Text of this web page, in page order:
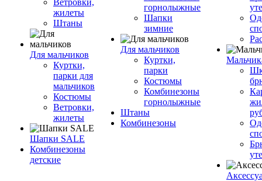
Ветровки,
жилеты
Штаны
Для мальчиков
Куртки,
парки для
мальчиков
Костюмы
Ветровки,
жилеты
Шапки SALE
Комбинезоны
детские
горнолыжные
Шапки
зимние
Для мальчиков
Куртки,
парки
Костюмы
Комбинезоны
горнолыжные
Штаны
Комбинезоны